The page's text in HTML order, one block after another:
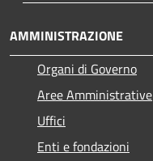
AMMINISTRAZIONE
Organi di Governo
Aree Amministrative
Uffici
Enti e fondazioni